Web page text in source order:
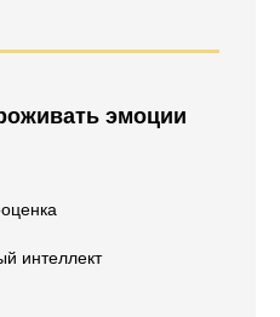
эмоции
интеллект